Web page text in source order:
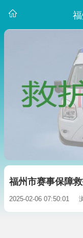
福州市赛事保障
2025-02-06 07:50:01